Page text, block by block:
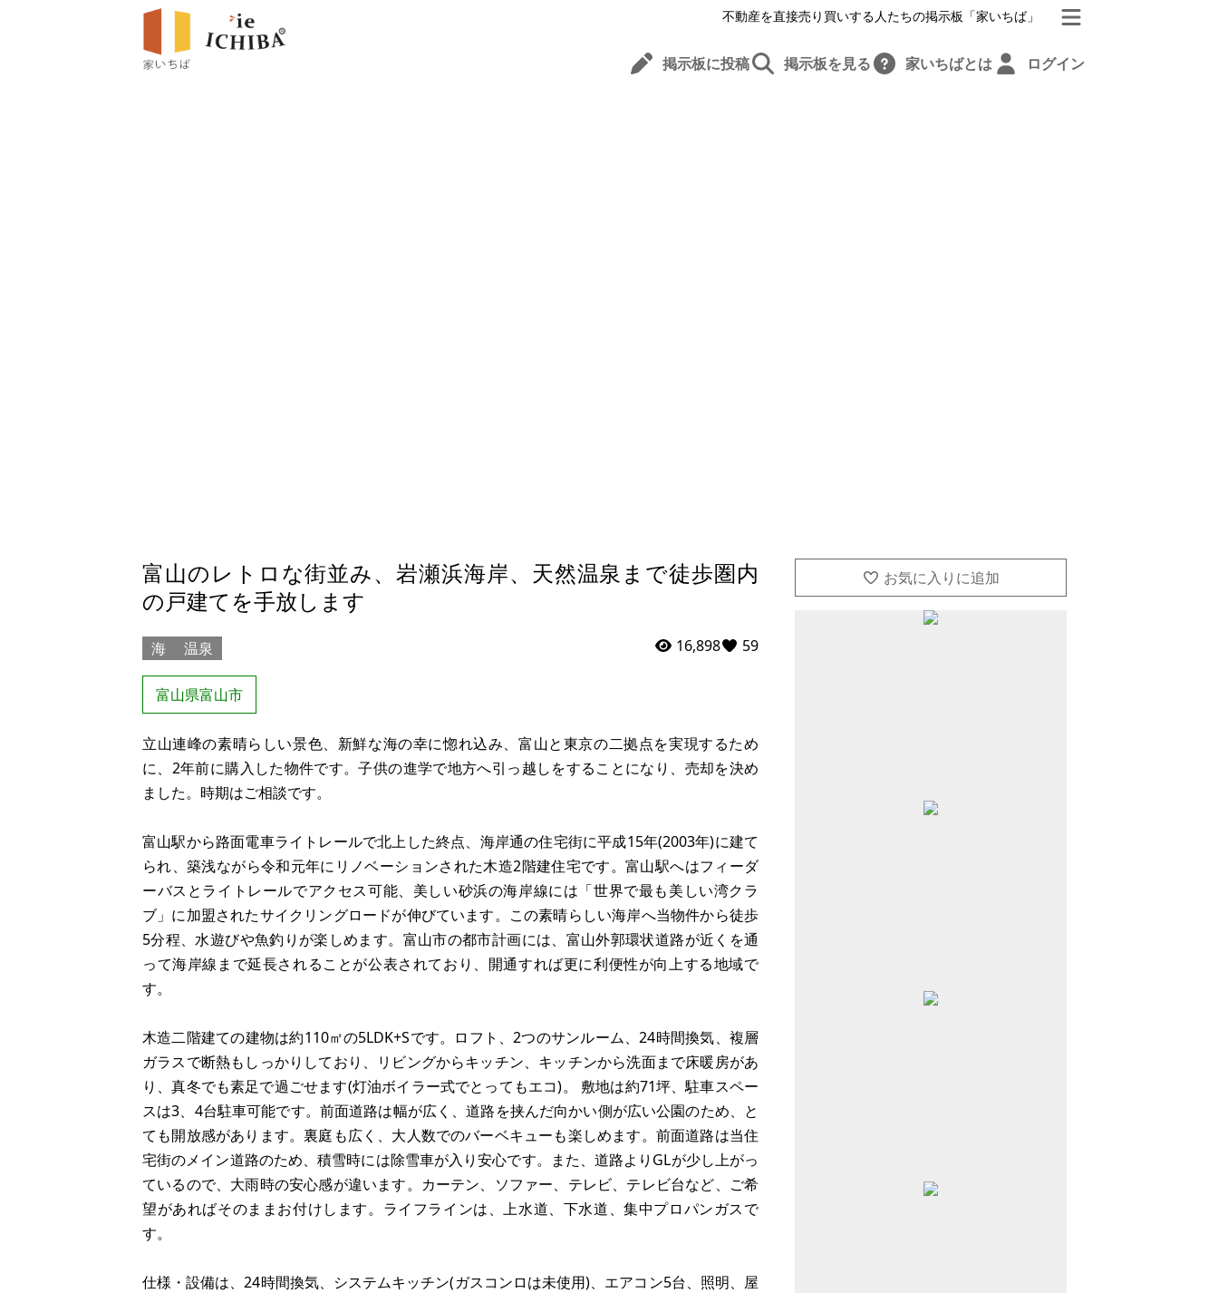
不動産を直接売り買いする人たちの掲示板「家いちば」
掲示板に投稿 掲示板を見る 家いちばとは ログイン
富山のレトロな街並み、岩瀬浜海岸、天然温泉まで徒歩圏内
の戸建てを手放します
海 温泉
富山県富山市
16,898 59
立山連峰の素晴らしい景色、新鮮な海の幸に惚れ込み、富山と東京の二拠点を実現するため
に、2年前に購入した物件です。子供の進学で地方へ引っ越しをすることになり、売却を決め
ました。時期はご相談です。
富山駅から路面電車ライトレールで北上した終点、海岸通の住宅街に平成15年(2003年)に建て
られ、築浅ながら令和元年にリノベーションされた木造2階建住宅です。富山駅へはフィーダ
ーバスとライトレールでアクセス可能、美しい砂浜の海岸線には「世界で最も美しい湾クラ
ブ」に加盟されたサイクリングロードが伸びています。この素晴らしい海岸へ当物件から徒歩
5分程、水遊びや魚釣りが楽しめます。富山市の都市計画には、富山外郭環状道路が近くを通
って海岸線まで延長されることが公表されており、開通すれば更に利便性が向上する地域で
す。
木造二階建ての建物は約110㎡の5LDK+Sです。ロフト、2つのサンルーム、24時間換気、複層
ガラスで断熱もしっかりしており、リビングからキッチン、キッチンから洗面まで床暖房があ
り、真冬でも素足で過ごせます(灯油ボイラー式でとってもエコ)。 敷地は約71坪、駐車スペー
スは3、4台駐車可能です。前面道路は幅が広く、道路を挟んだ向かい側が広い公園のため、と
ても開放感があります。裏庭も広く、大人数でのバーベキューも楽しめます。前面道路は当住
宅街のメイン道路のため、積雪時には除雪車が入り安心です。また、道路よりGLが少し上がっ
ているので、大雨時の安心感が違います。カーテン、ソファー、テレビ、テレビ台など、ご希
望があればそのままお付けします。ライフラインは、上水道、下水道、集中プロパンガスで
す。
仕様・設備は、24時間換気、システムキッチン(ガスコンロは未使用)、エアコン5台、照明、屋